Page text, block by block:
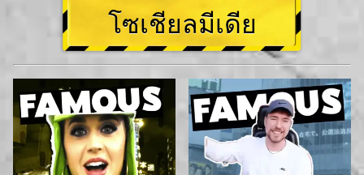
โซเชียลมีเดีย